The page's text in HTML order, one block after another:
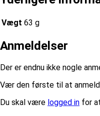
Vægt 63 g
Anmeldelser
Der er endnu ikke nogle
Vær den første til at
Du skal være logged in for